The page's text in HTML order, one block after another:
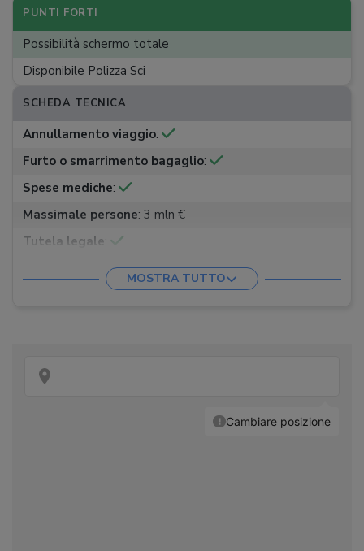
PUNTI FORTI
Possibilità schermo totale
Disponibile Polizza Sci
SCHEDA TECNICA
Annullamento viaggio:
Furto o smarrimento bagaglio:
Spese mediche:
Massimale persone: 3 mln €
Tutela legale:
Rientro anticipato:
Prolungamento soggiorno:
MOSTRA TUTTO